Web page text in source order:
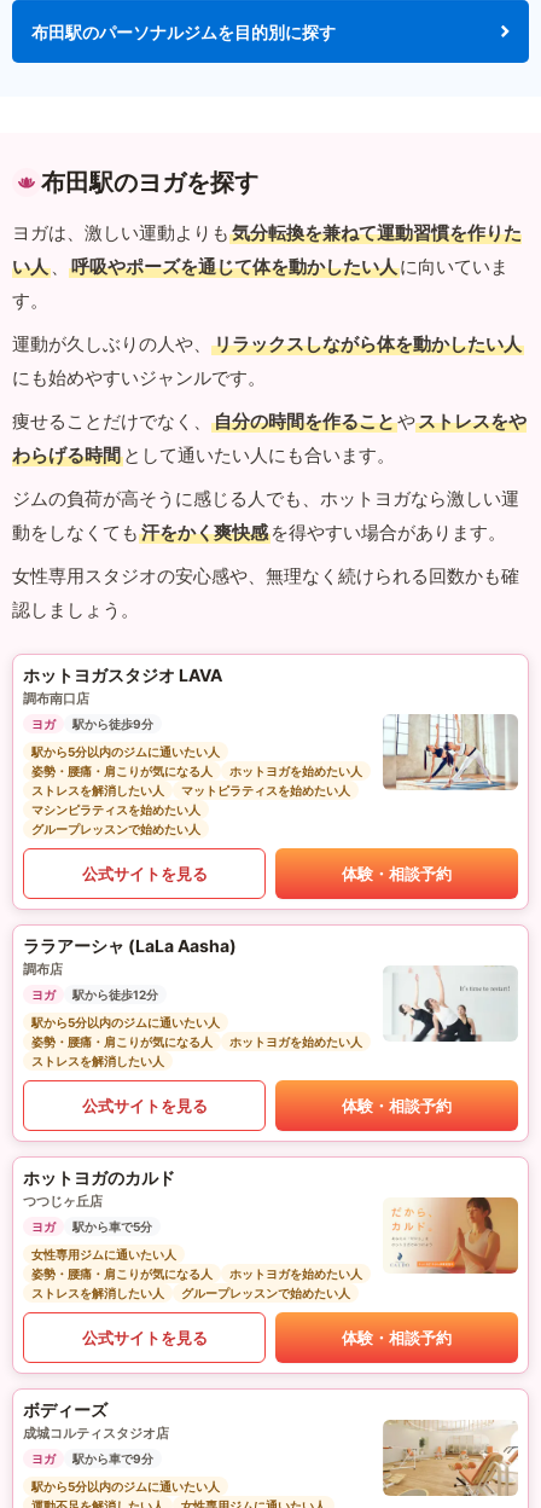
布田駅のパーソナルジムを目的別に探す
布田駅のヨガを探す
ヨガは、激しい運動よりも 気分転換を兼ねて運動習慣を作りた
い人 、 呼吸やポーズを通じて体を動かしたい人に向いていま
す。
運動が久しぶりの人や、
リラックスしながら体を動かしたい人
にも始めやすいジャンルです。
痩せることだけでなく、
自分の時間を作ることやストレスをや
わらげる時間 として通いたい人にも合います。
ジムの負荷が高そうに感じる人でも、ホットヨガなら激しい運
動をしなくても 汗をかく爽快感 を得やすい場合があります。
女性専用スタジオの安心感や、無理なく続けられる回数かも確
認しましょう。
ホットヨガスタジオ LAVA
調布南口店
ヨガ
駅から徒歩9分
駅から5分以内のジムに通いたい人
姿勢・腰痛・肩こりが気になる人
ホットヨガを始めたい人
ストレスを解消したい人
マットピラティスを始めたい人
マシンピラティスを始めたい人
グループレッスンで始めたい人
公式サイトを見る 体験・相談予約
ララアーシャ (LaLa Aasha)
調布店
ヨガ
駅から徒歩12分
駅から5分以内のジムに通いたい人
姿勢・腰痛・肩こりが気になる人
ホットヨガを始めたい人
ストレスを解消したい人
公式サイトを見る 体験・相談予約
ホットヨガのカルド
つつじヶ丘店
ヨガ
駅から車で5分
女性専用ジムに通いたい人
姿勢・腰痛・肩こりが気になる人
ホットヨガを始めたい人
ストレスを解消したい人
グループレッスンで始めたい人
公式サイトを見る 体験・相談予約
ボディーズ
成城コルティスタジオ店
ヨガ
駅から車で9分
駅から5分以内のジムに通いたい人